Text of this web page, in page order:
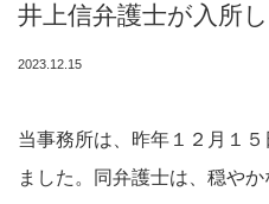
井上信弁護士が入所
2023.12.15
当事務所は、昨年１２月１
ました。同弁護士は、穏や